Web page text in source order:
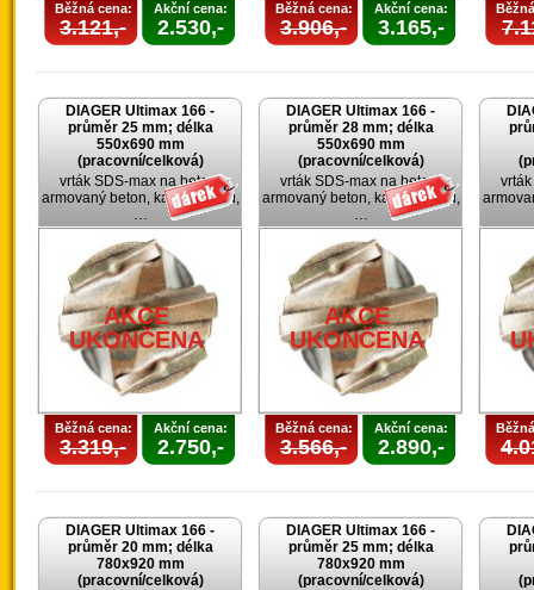
Běžná cena:
3.121,-
Akční cena:
2.530,-
Běžná cena:
3.906,-
Akční cena:
3.165,-
DIAGER Ultimax 166 -
průměr 25 mm; délka
550x690 mm
(pracovní/celková)
vrták SDS-max na beton,
armovaný beton, kámen, cihlu,
…
AKCE
UKONČENA
Běžná cena:
3.319,-
Akční cena:
2.750,-
DIAGER Ultimax 166 -
průměr 28 mm; délka
550x690 mm
(pracovní/celková)
vrták SDS-max na beton,
armovaný beton, kámen, cihlu,
…
AKCE
UKONČENA
Běžná cena:
3.566,-
Akční cena:
2.890,-
DIAGER Ultimax 166 -
průměr 20 mm; délka
780x920 mm
(pracovní/celková)
DIAGER Ultimax 166 -
průměr 25 mm; délka
780x920 mm
(pracovní/celková)